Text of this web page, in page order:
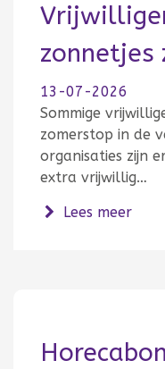
zonnetjes
13-07-2026
Sommige
zomerstop in de
organisaties zijn
extra vrijwillig…
Lees meerover